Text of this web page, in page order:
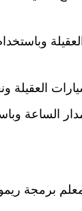
العقيلة
الساعة
برمجة